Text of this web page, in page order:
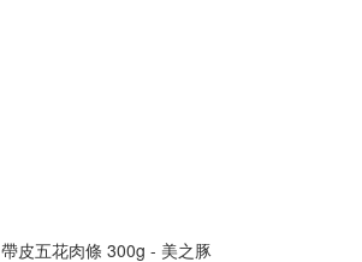
帶皮五花肉條 300g - 美之豚